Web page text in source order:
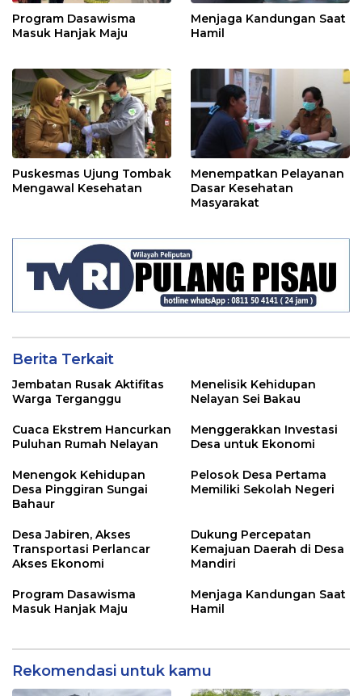
Program Dasawisma
Masuk Hanjak Maju
Menjaga Kandungan Saat
Hamil
Puskesmas Ujung Tombak
Mengawal Kesehatan
Menempatkan Pelayanan
Dasar Kesehatan
Masyarakat
Berita Terkait
Jembatan Rusak Aktifitas
Warga Terganggu
Menelisik Kehidupan
Nelayan Sei Bakau
Cuaca Ekstrem Hancurkan
Puluhan Rumah Nelayan
Menggerakkan Investasi
Desa untuk Ekonomi
Menengok Kehidupan
Desa Pinggiran Sungai
Bahaur
Pelosok Desa Pertama
Memiliki Sekolah Negeri
Desa Jabiren, Akses
Transportasi Perlancar
Akses Ekonomi
Dukung Percepatan
Kemajuan Daerah di Desa
Mandiri
Program Dasawisma
Masuk Hanjak Maju
Menjaga Kandungan Saat
Hamil
Rekomendasi untuk kamu